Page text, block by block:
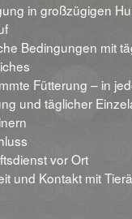
in großzügigen
Bedingungen mit
Fütterung – in
und täglicher
vor Ort
und Kontakt mit